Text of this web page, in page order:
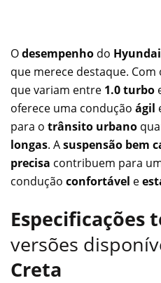
Odesempenho do
que merece destaque.
que variam entre 1.0 turbo
oferece uma condução ágil
para o trânsito urbano
longas. Asuspensão bem
precisa contribuem para
condução confortável e
Especificações
versões
Creta